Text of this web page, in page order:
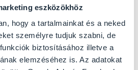
eszközökhöz
hogy a tartalmainkat és a neked
személyre tudjuk szabni, de
biztosításához illetve a
elemzéséhez is. Az adatokat
ÖNNEK